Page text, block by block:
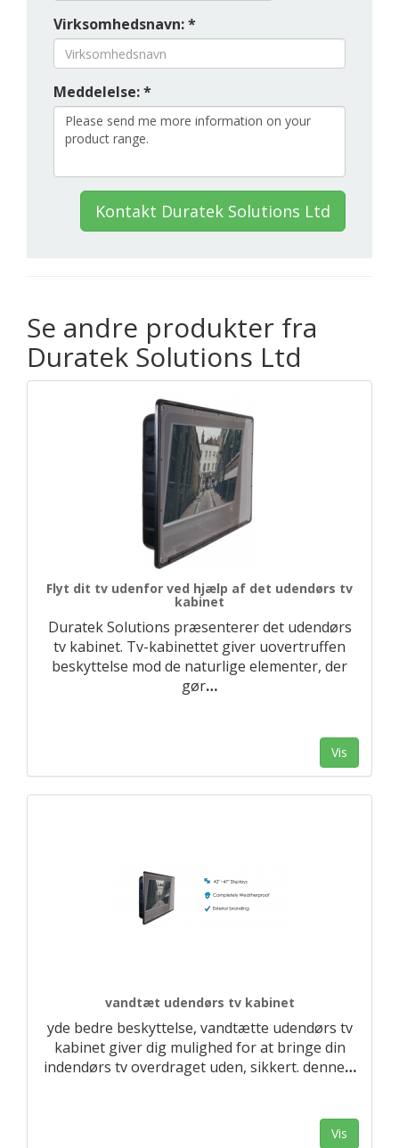
Virksomhedsnavn: *
Meddelelse: *
Kontakt Duratek Solutions Ltd
Se andre produkter fra
Duratek Solutions Ltd
Flyt dit tv udenfor ved hjælp af det udendørs tv
kabinet
Duratek Solutions præsenterer det udendørs
tv kabinet. Tv-kabinettet giver uovertruffen
beskyttelse mod de naturlige elementer, der
gør…
Vis
vandtæt udendørs tv kabinet
yde bedre beskyttelse, vandtætte udendørs tv
kabinet giver dig mulighed for at bringe din
indendørs tv overdraget uden, sikkert. denne…
Vis